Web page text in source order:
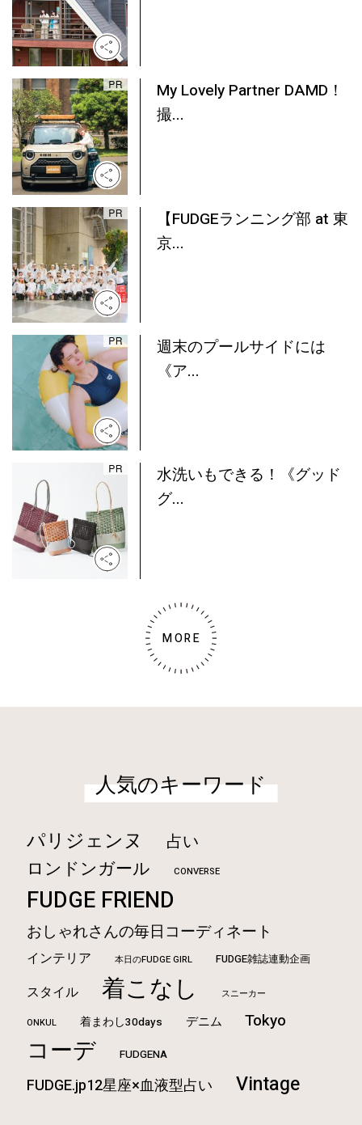
My Lovely Partner DAMD！
撮...
【FUDGEランニング部 at 東
京...
週末のプールサイドには
《ア...
水洗いもできる！《グッド
グ...
MORE
人気のキーワード
パリジェンヌ 占い
ロンドンガール CONVERSE
FUDGE FRIEND
おしゃれさんの毎日コーディネート
インテリア 本日のFUDGE GIRL FUDGE雑誌連動企画
スタイル 着こなし スニーカー
ONKUL 着まわし30days デニム Tokyo
コーデ FUDGENA
FUDGE.jp12星座×血液型占い Vintage